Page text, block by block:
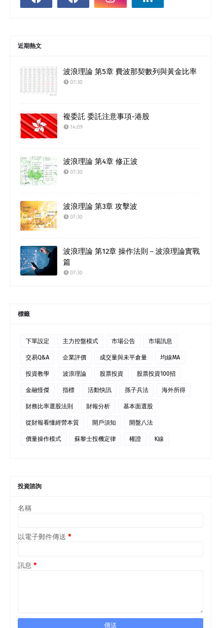
近期熱文
波浪理論 第5章 費波那契數列與黃金比率
07:30
複委託 委託注意事項-港股
14:09
波浪理論 第4章 修正波
07:30
波浪理論 第3章 攻擊波
07:30
波浪理論 第12章 操作法則－波浪理論實戰
篇
07:30
標籤
下單設定 主力控盤模式 市場公告 市場訊息
交易Q&A 企業評價 成交量與未平倉量 均線MA
投資教學 波浪理論 股票投資 股票投資100招
金融怪傑 指標 活動快訊 孫子兵法 海外所得
財務比率選股法則 財報分析 基本面選股
從財報看懂經營本質 開戶須知 開盤八法
價量操作模式 蘇黎士投機定律 權證 K線
投資諮詢
名稱
以電子郵件傳送 *
訊息 *